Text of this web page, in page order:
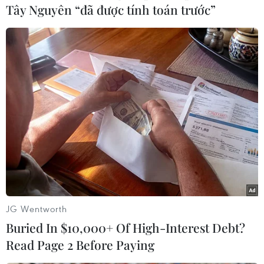
14/1./.
(TTXVN)
#Giá vàng #Thị trường châu Á
Tây Nguyên “đã được tính toán trước”
JG Wentworth
Buried In $10,000+ Of High-Interest Debt?
Read Page 2 Before Paying